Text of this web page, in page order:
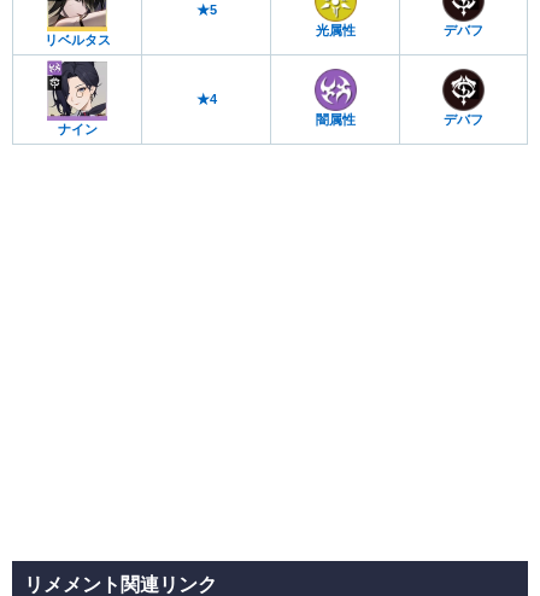
リベルタス
★5
光属性
デバフ
ナイン
★4
闇属性
デバフ
リメメント関連リンク